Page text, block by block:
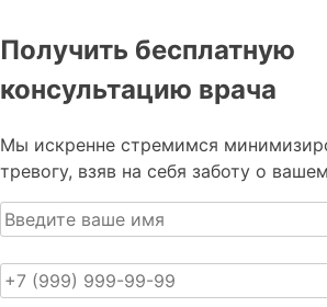
Получить бесплатную
консультацию врача
Мы искренне стремимся
тревогу, взяв на себя заботу о